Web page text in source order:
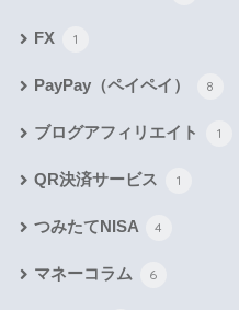
FX 1
PayPay（ペイペイ） 8
ブログアフィリエイト 1
QR決済サービス 1
つみたてNISA 4
マネーコラム 6